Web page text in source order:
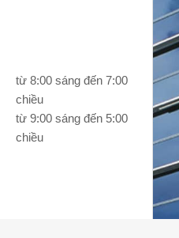
từ 8:00 sáng đến 7:00
chiều
từ 9:00 sáng đến 5:00
chiều